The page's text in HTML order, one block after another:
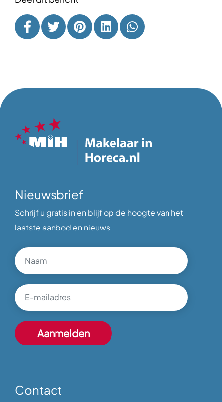
Nieuwsbrief
Schrijf u gratis in en blijf op de hoogte van het
laatste aanbod en nieuws!
Contact